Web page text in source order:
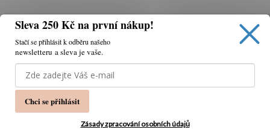
Používáme cookies, abychom vám umožnili pohodlné
prohlížení webu a díky analýze webu neustále zlepšovat
jeho funkce, výkon a použitelnost.
Sleva 250 Kč na první nákup!
Stačí se přihlásit k odběru našeho
newsletteru a sleva je vaše.
Chci se přihlásit
Zásady zpracování osobních údajů